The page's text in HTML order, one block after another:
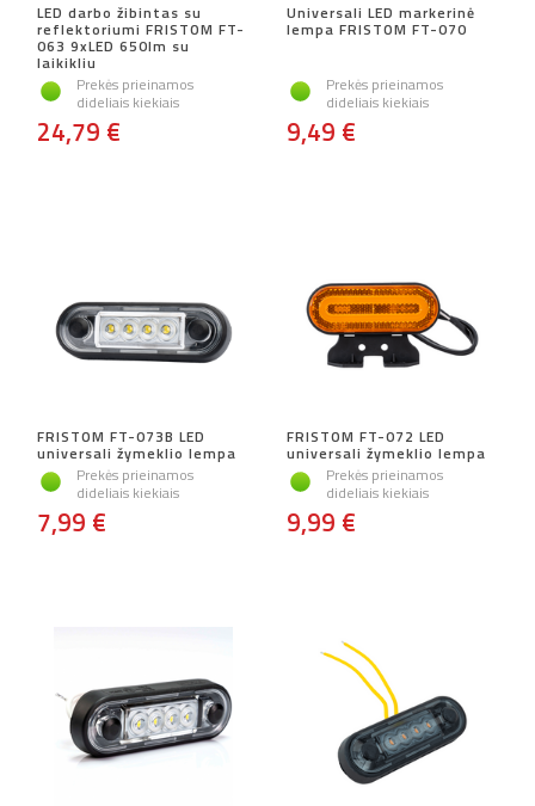
LED darbo žibintas su
reflektoriumi FRISTOM FT-
063 9xLED 650lm su
laikikliu
Prekės prieinamos
dideliais kiekiais
24,79 €
Universali LED markerinė
lempa FRISTOM FT-070
Prekės prieinamos
dideliais kiekiais
9,49 €
FRISTOM FT-073B LED
universali žymeklio lempa
Prekės prieinamos
dideliais kiekiais
7,99 €
FRISTOM FT-072 LED
universali žymeklio lempa
Prekės prieinamos
dideliais kiekiais
9,99 €